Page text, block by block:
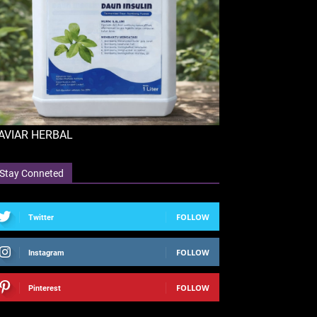
HERBAL
Stay Conneted
Twitter FOLLOW
Instagram FOLLOW
Pinterest FOLLOW